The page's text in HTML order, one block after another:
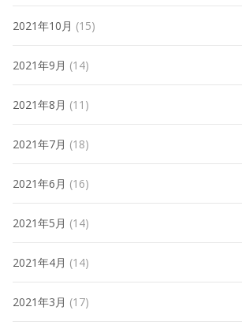
2021年10月 (15)
2021年9月 (14)
2021年8月 (11)
2021年7月 (18)
2021年6月 (16)
2021年5月 (14)
2021年4月 (14)
2021年3月 (17)